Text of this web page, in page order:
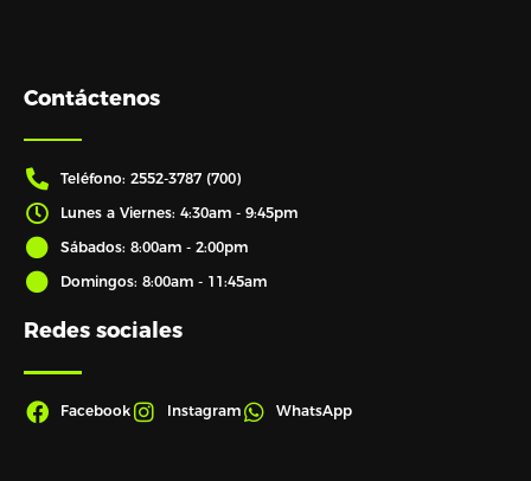
Contáctenos
Teléfono: 2552-3787 (700)
Lunes a Viernes: 4:30am - 9:45pm
Sábados: 8:00am - 2:00pm
Domingos: 8:00am - 11:45am
Redes sociales
Facebook Instagram WhatsApp